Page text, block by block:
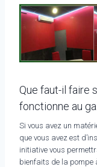
Que faut-il faire
fonctionne au
Si vous avez un
que vous avez est
initiative vous
bienfaits de la pompe